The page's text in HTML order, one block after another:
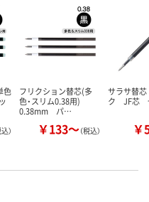
色
）
フリクション替芯(多
色・スリム0.38用)
0.38mm パ…
￥133～（税込）
サラサ替
ク JF芯
￥